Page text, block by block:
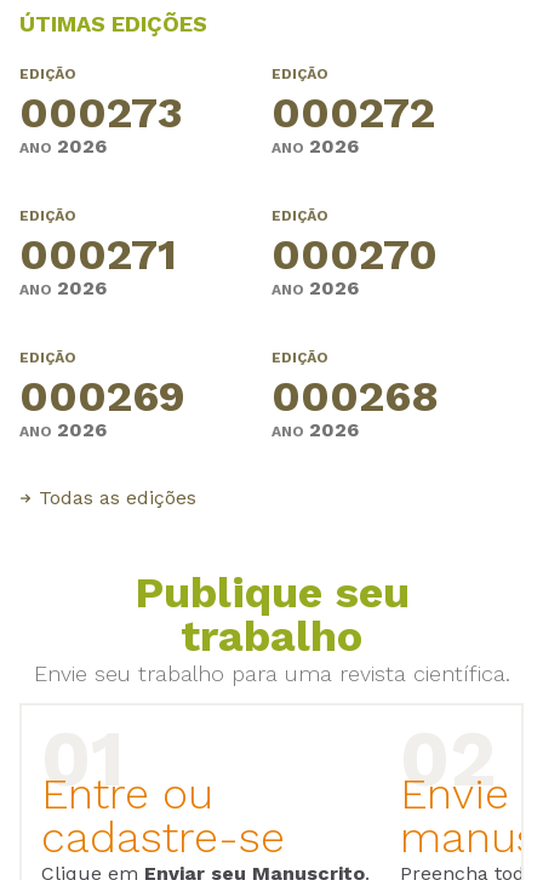
ÚTIMAS EDIÇÕES
EDIÇÃO
000273
ANO 2026
EDIÇÃO
000272
ANO 2026
EDIÇÃO
000271
ANO 2026
EDIÇÃO
000270
ANO 2026
EDIÇÃO
000269
ANO 2026
EDIÇÃO
000268
ANO 2026
Todas as edições
Publique seu
trabalho
Envie seu trabalho para uma revista científica.
Entre ou
cadastre-se
Clique em Enviar seu Manuscrito.
Envie
Preencha